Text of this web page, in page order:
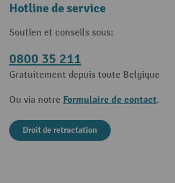
Hotline de service
Soutien et conseils sous:
0800 35 211
Gratuitement depuis toute Belgique
Ou via notre Formulaire de contact.
Droit de retractation